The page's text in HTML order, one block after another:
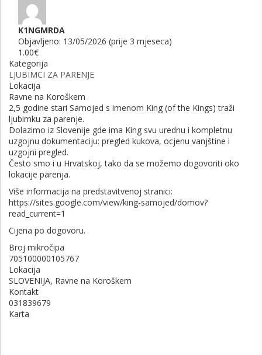
K1NGMRDA
Objavljeno: 13/05/2026 (prije 3 mjeseca)
1.00€
Kategorija
LJUBIMCI ZA PARENJE
Lokacija
Ravne na Koroškem
2,5 godine stari Samojed s imenom King (of the Kings) traži
ljubimku za parenje.
Dolazimo iz Slovenije gde ima King svu urednu i kompletnu
uzgojnu dokumentaciju: pregled kukova, ocjenu vanjštine i
uzgojni pregled.
Često smo i u Hrvatskoj, tako da se možemo dogovoriti oko
lokacije parenja.
Više informacija na predstavitvenoj stranici:
https://sites.google.com/view/king-samojed/domov?
read_current=1
Cijena po dogovoru.
Broj mikročipa
705100000105767
Lokacija
SLOVENIJA, Ravne na Koroškem
Kontakt
031839679
Karta